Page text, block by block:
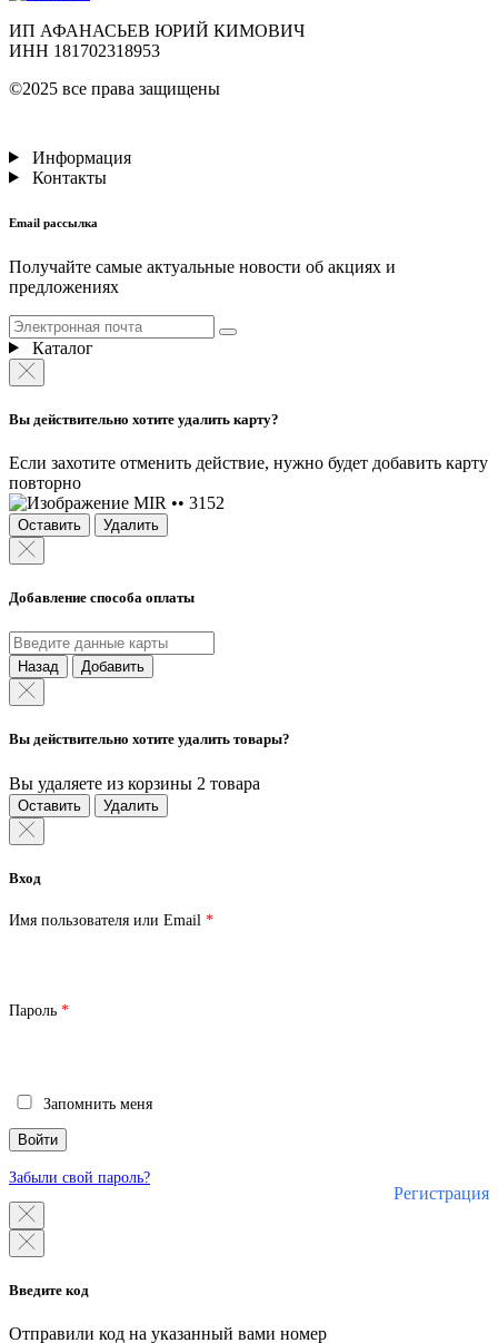
ИП АФАНАСЬЕВ ЮРИЙ КИМОВИЧ
ИНН 181702318953
©2025 все права защищены
Информация
Контакты
Email рассылка
Получайте самые актуальные новости об акциях и
предложениях
Каталог
Вы действительно хотите удалить карту?
Если захотите отменить действие, нужно будет добавить карту
повторно
MIR •• 3152
Оставить Удалить
Добавление способа оплаты
Назад Добавить
Вы действительно хотите удалить товары?
Вы удаляете из корзины 2 товара
Оставить Удалить
Вход
Имя пользователя или Email *Обязательно
Пароль *Обязательно
Запомнить меня
Войти
Забыли свой пароль?
Регистрация
Введите код
Отправили код на указанный вами номер